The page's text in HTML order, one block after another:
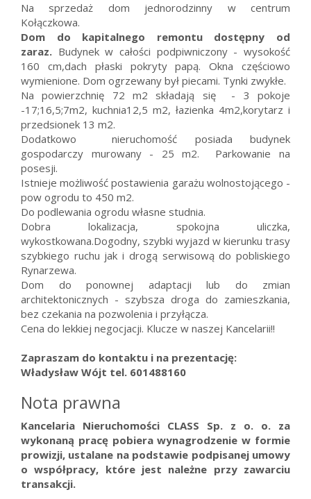
Na sprzedaż dom jednorodzinny w centrum
Kołączkowa.
Dom do kapitalnego remontu dostępny od
zaraz. Budynek w całości podpiwniczony - wysokość
160 cm,dach płaski pokryty papą. Okna częściowo
wymienione. Dom ogrzewany był piecami. Tynki zwykłe.
Na powierzchnię 72 m2 składają się - 3 pokoje
-17;16,5;7m2, kuchnia12,5 m2, łazienka 4m2,korytarz i
przedsionek 13 m2.
Dodatkowo nieruchomość posiada budynek
gospodarczy murowany - 25 m2. Parkowanie na
posesji.
Istnieje możliwość postawienia garażu wolnostojącego -
pow ogrodu to 450 m2.
Do podlewania ogrodu własne studnia.
Dobra lokalizacja, spokojna uliczka,
wykostkowana.Dogodny, szybki wyjazd w kierunku trasy
szybkiego ruchu jak i drogą serwisową do pobliskiego
Rynarzewa.
Dom do ponownej adaptacji lub do zmian
architektonicznych - szybsza droga do zamieszkania,
bez czekania na pozwolenia i przyłącza.
Cena do lekkiej negocjacji. Klucze w naszej Kancelarii!!
Zapraszam do kontaktu i na prezentację:
Władysław Wójt tel. 601488160
Nota prawna
Kancelaria Nieruchomości CLASS Sp. z o. o. za
wykonaną pracę pobiera wynagrodzenie w formie
prowizji, ustalane na podstawie podpisanej umowy
o współpracy, które jest należne przy zawarciu
transakcji.